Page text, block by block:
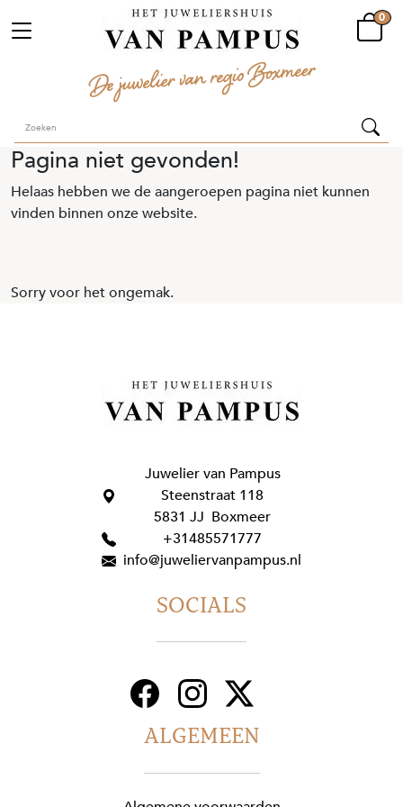
0
Pagina niet gevonden!
Helaas hebben we de aangeroepen pagina niet kunnen
vinden binnen onze website.
Sorry voor het ongemak.
Juwelier van Pampus
Steenstraat 118
5831 JJ Boxmeer
+31485571777
info@juweliervanpampus.nl
ALGEMEEN
SOCIALS